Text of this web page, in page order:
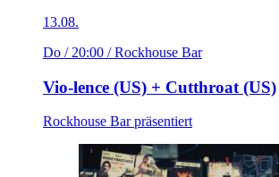
13.08.
Do / 20:00 / Rockhouse Bar
Vio-lence (US) + Cutthroat (US)
Rockhouse Bar präsentiert